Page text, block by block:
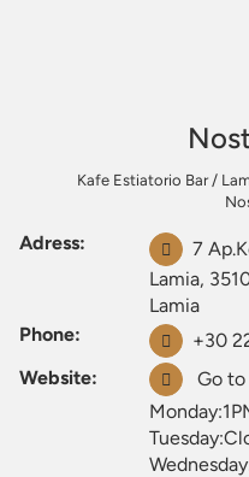
Kafe Estiatorio Bar/
Adress:
7
Lamia,
Lamia
Phone:
+30
Website:
Go